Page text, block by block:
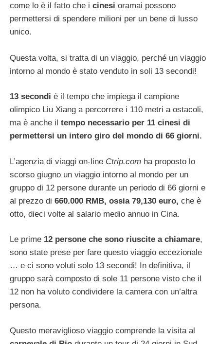
come lo è il fatto che i cinesi oramai possono
permettersi di spendere milioni per un bene di lusso
unico.
Questa volta, si tratta di un viaggio, perché un viaggio
intorno al mondo è stato venduto in soli 13 secondi!
13 secondi è il tempo che impiega il campione
olimpico Liu Xiang a percorrere i 110 metri a ostacoli,
ma è anche il tempo necessario per 11 cinesi di
permettersi un intero giro del mondo di 66 giorni.
L’agenzia di viaggi on-line Ctrip.com ha proposto lo
scorso giugno un viaggio intorno al mondo per un
gruppo di 12 persone durante un periodo di 66 giorni e
al prezzo di 660.000 RMB, ossia 79,130 euro, che è
otto, dieci volte al salario medio annuo in Cina.
Le prime 12 persone che sono riuscite a chiamare,
sono state prese per fare questo viaggio eccezionale
… e ci sono voluti solo 13 secondi! In definitiva, il
gruppo sarà composto di sole 11 persone visto che il
12 non ha voluto condividere la camera con un’altra
persona.
Questo meraviglioso viaggio comprende la visita al